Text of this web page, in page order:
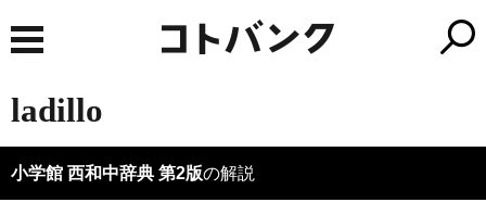
ladillo
小学館 西和中辞典 第2版の解説